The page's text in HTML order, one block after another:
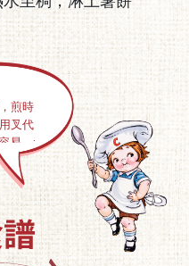
煎時
叉代
易。;
，要
攪至